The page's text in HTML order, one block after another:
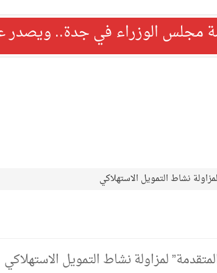
مجلس الوزراء في جدة.. ويصدر
نشاط التمويل الاستهلاكي
لمزاولة نشاط التمويل الاستهلاكي